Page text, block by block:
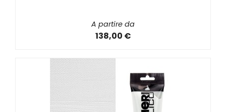
A partire da
138,00 €